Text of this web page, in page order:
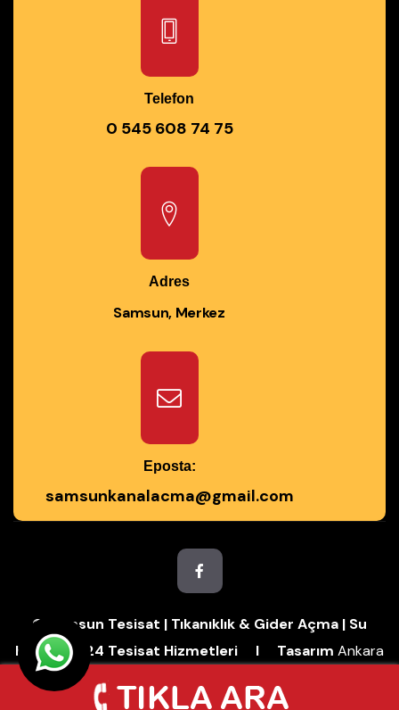
Telefon
0 545 608 74 75
Adres
Samsun, Merkez
Eposta:
samsunkanalacma@gmail.com
© Samsun Tesisat | Tıkanıklık & Gider Açma | Su
Kaçağı | 7/24 Tesisat Hizmetleri I Tasarım Ankara